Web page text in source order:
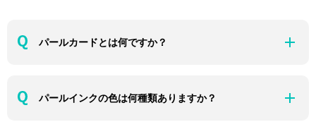
パールカードとは何ですか？
パールインクの色は何種類ありますか？